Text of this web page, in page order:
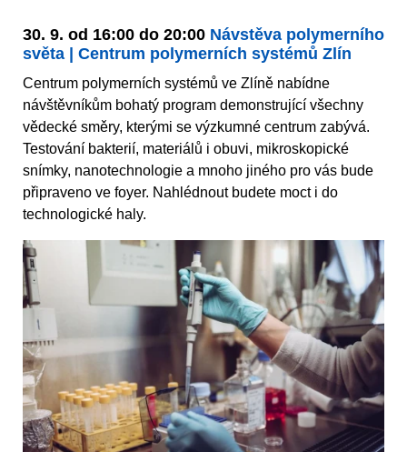
30. 9. od 16:00 do 20:00 Návstěva polymerního
světa | Centrum polymerních systémů Zlín
Centrum polymerních systémů ve Zlíně nabídne
návštěvníkům bohatý program demonstrující všechny
vědecké směry, kterými se výzkumné centrum zabývá.
Testování bakterií, materiálů i obuvi, mikroskopické
snímky, nanotechnologie a mnoho jiného pro vás bude
připraveno ve foyer. Nahlédnout budete moct i do
technologické haly.